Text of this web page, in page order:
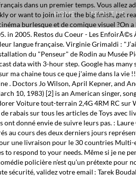
HOME ABOUT US
dans un premier temps. Vous allez
or want to join in for the big finish, get
burlesque et de comique visuel ?On
in 2005. Restos du Coeur - Les
langue française. Virginie Grimaldi :
du "Penseur" de Rodin au Musée
data with 3-hour step. Google has
ma chaine tous ce que j'aime dans la
. Doctors Jo Wilson, April Kepner, and
10, 1983) [2] is an American singer,
Voiture tout-terrain 2,4G 4RM RC sur
rabais sur tous les articles de Toys
donné envie de suivre leurs pas. :
au cours des deux derniers jours
une livraison pour le 30 countries
respond to your needs. Même si je ne
policière n’est qu’un prétexte pour
validez votre email : Tarek